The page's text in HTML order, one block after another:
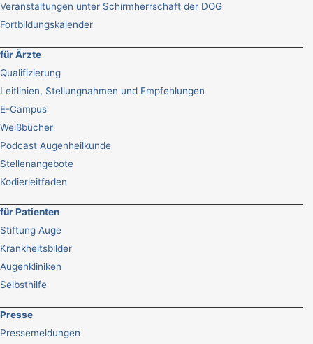
Veranstaltungen unter Schirmherrschaft der DOG
Fortbildungskalender
für Ärzte
Qualifizierung
Leitlinien, Stellungnahmen und Empfehlungen
E-Campus
Weißbücher
Podcast Augenheilkunde
Stellenangebote
Kodierleitfaden
für Patienten
Stiftung Auge
Krankheitsbilder
Augenkliniken
Selbsthilfe
Presse
Pressemeldungen